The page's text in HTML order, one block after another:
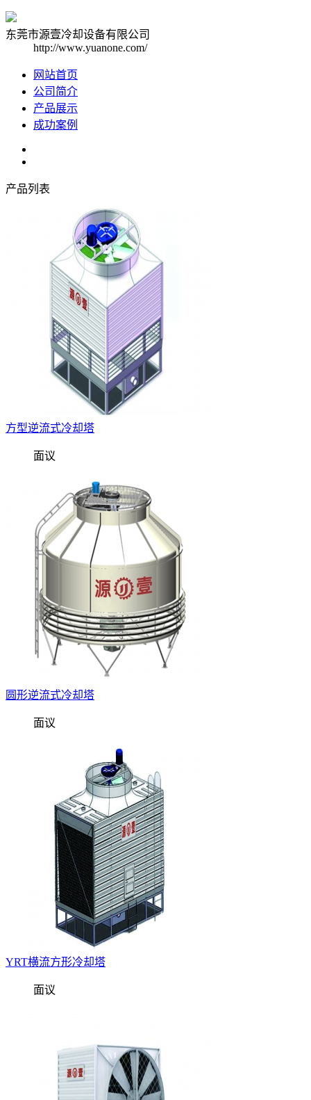
东莞市源壹冷却设备有限公司
http://www.yuanone.com/
网站首页
公司简介
产品展示
成功案例
产品列表
方型逆流式冷却塔
面议
圆形逆流式冷却塔
面议
YRT横流方形冷却塔
面议